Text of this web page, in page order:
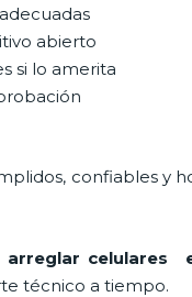
abierto
si lo amerita
confiables y
arreglar celulares
técnico a tiempo.